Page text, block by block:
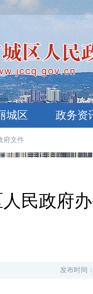
城区 政务资
府文件
民政府
发布时间